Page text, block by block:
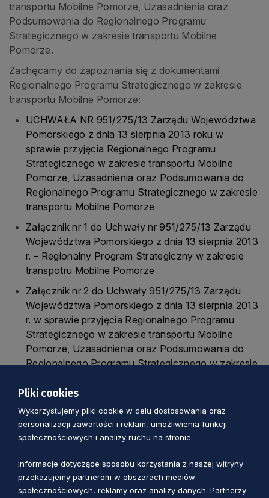
transportu Mobilne Pomorze, Uzasadnienia oraz
Podsumowania do Regionalnego Programu
Strategicznego w zakresie transportu Mobilne
Pomorze.
Zachęcamy do zapoznania się z dokumentami
Regionalnego Programu Strategicznego w zakresie
transportu Mobilne Pomorze:
UCHWAŁA NR 951/275/13 Zarządu Województwa
Pomorskiego z dnia 13 sierpnia 2013 roku w
sprawie przyjęcia Regionalnego Programu
Strategicznego w zakresie transportu Mobilne
Pomorze, Uzasadnienia oraz Podsumowania do
Regionalnego Programu Strategicznego w zakresie
transportu Mobilne Pomorze
Załącznik nr 1 do Uchwały nr 951/275/13 Zarządu
Województwa Pomorskiego z dnia 13 sierpnia 2013
r. – Regionalny Program Strategiczny w zakresie
transpotru Mobilne Pomorze
Załącznik nr 2 do Uchwały 951/275/13 Zarządu
Województwa Pomorskiego z dnia 13 sierpnia 2013
r. w sprawie przyjęcia Regionalnego Programu
Strategicznego w zakresie transportu Mobilne
Pomorze, Uzasadnienia oraz Podsumowania do
Regionalnego Programu Strategicznego w zakresie
Załącznik nr 3 do Uchwały 951/275/13 Zarządu
Województwa Pomorskiego z dnia 13 sierpnia 2013
r. w sprawie przyjęcia Regionalnego Programu
Strategicznego w zakresie transpotru Mobilne
Regionalnego Programu Strategicznego w zakresie
transpotru Mobilne Pomorze
Pliki cookies
Wykorzystujemy pliki cookie w celu dostosowania oraz
personalizacji zawartości i reklam, umożliwienia funkcji
społecznościowych i analizy ruchu na stronie.
Informacje dotyczące sposobu korzystania z naszej witryny
przekazujemy partnerom w obszarach mediów
społecznościowych, reklamy oraz analizy danych. Partnerzy